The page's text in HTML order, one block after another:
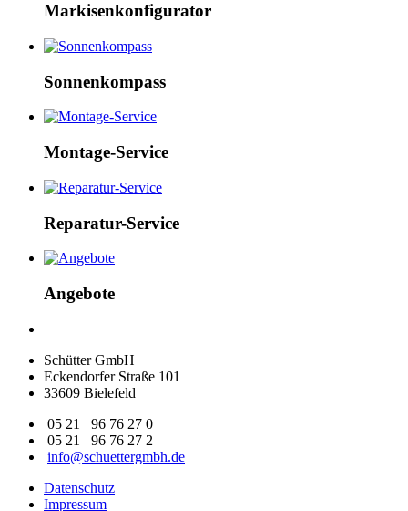
Markisen­konfigurator
Sonnenkompass
Montage-Service
Reparatur-Service
Angebote
Schütter GmbH
Eckendorfer Straße 101
33609 Bielefeld
05 21 96 76 27 0
05 21 96 76 27 2
info@schuettergmbh.de
Datenschutz
Impressum